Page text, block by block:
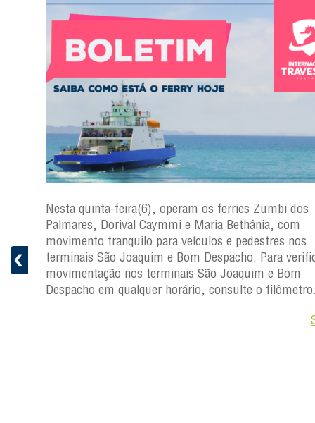
Nesta quinta-feira(6), operam os ferries Zumbi dos
Palmares, Dorival Caymmi e Maria Bethânia, com
movimento tranquilo para veículos e pedestres nos
terminais São Joaquim e Bom Despacho. Para
movimentação nos terminais São Joaquim e Bom
Despacho em qualquer horário, consulte o